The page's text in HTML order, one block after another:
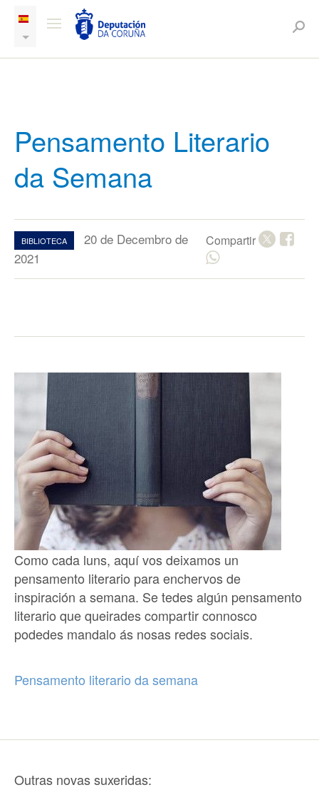
Pensamento Literario
da Semana
BIBLIOTECA
20 de Decembro de
2021
Compartir
Como cada luns, aquí vos deixamos un
pensamento literario para enchervos de
inspiración a semana. Se tedes algún pensamento
literario que queirades compartir connosco
podedes mandalo ás nosas redes sociais.
Pensamento literario da semana
Outras novas suxeridas: